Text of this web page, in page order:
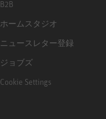
B2B
ホームスタジオ
ニュースレター登録
ジョブズ
Cookie Settings